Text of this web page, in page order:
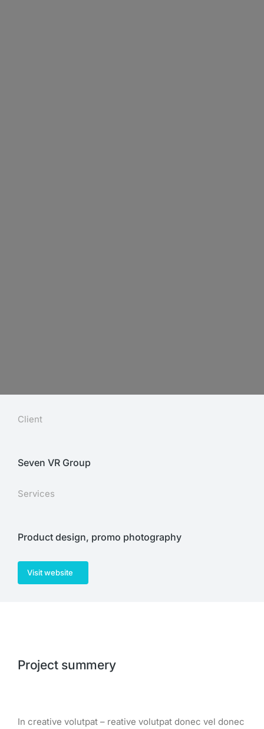
Client
Seven VR Group
Services
Product design, promo photography
Visit website
Project summery
In creative volutpat – reative volutpat donec vel donec